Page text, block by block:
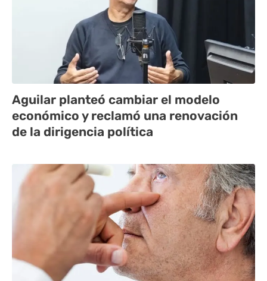
Aguilar planteó cambiar el modelo
económico y reclamó una renovación
de la dirigencia política